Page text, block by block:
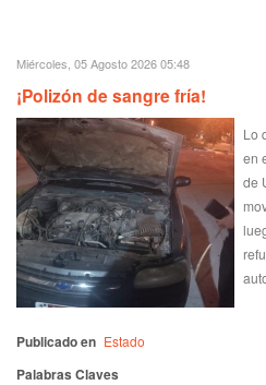
Miércoles, 05 Agosto 2026 05:48
¡Polizón de sangre fría!
Lo
en
de
Publicado en Estado
Palabras Claves